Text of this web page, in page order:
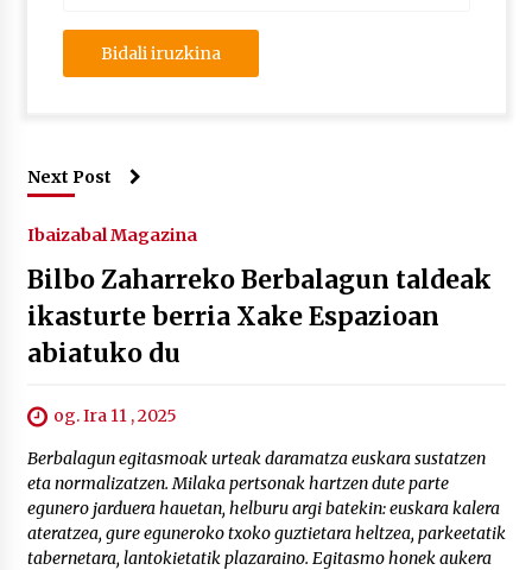
Next Post
Ibaizabal Magazina
Bilbo Zaharreko Berbalagun taldeak
ikasturte berria Xake Espazioan
abiatuko du
og. Ira 11 , 2025
Berbalagun egitasmoak urteak daramatza euskara sustatzen
eta normalizatzen. Milaka pertsonak hartzen dute parte
egunero jarduera hauetan, helburu argi batekin: euskara kalera
ateratzea, gure eguneroko txoko guztietara heltzea, parkeetatik
tabernetara, lantokietatik plazaraino. Egitasmo honek aukera